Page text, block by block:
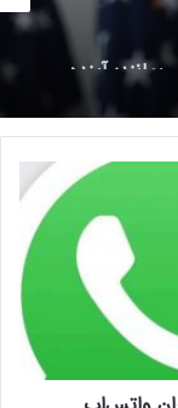
موتور جست‌و‌جو ChatGPT از راه
آینده